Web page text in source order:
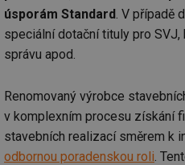
úsporám Standard . V
speciální dotační tituly pro
správu apod.
Renomovaný výrobce
v komplexním procesu získání
stavebních realizací směrem k
odbornou poradenskou roli .